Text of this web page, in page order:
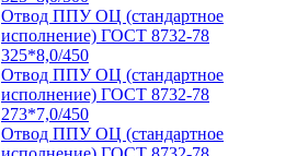
Отвод ППУ ОЦ (стандартное
исполнение) ГОСТ 8732-78
325*8,0/450
Отвод ППУ ОЦ (стандартное
исполнение) ГОСТ 8732-78
273*7,0/450
Отвод ППУ ОЦ (стандартное